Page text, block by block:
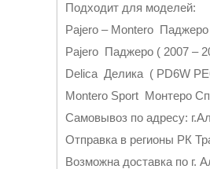
Подходит для моделей:
Pajero – Montero
Pajero Паджеро ( 2007 –
Delica Делика ( PD6W
Montero Sport Монтеро
Самовывоз по адресу:
Отправка в регионы РК
Возможна доставка по г.